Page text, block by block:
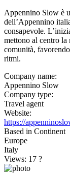
Appennino Slow è
dell’Appennino
consapevole.
mettono al centro
comunità,
ritmi.
Company name:
Appennino Slow
Company type:
Travel agent
Website:
https://
Based in Continent
Europe
Italy
Views: 17 ?